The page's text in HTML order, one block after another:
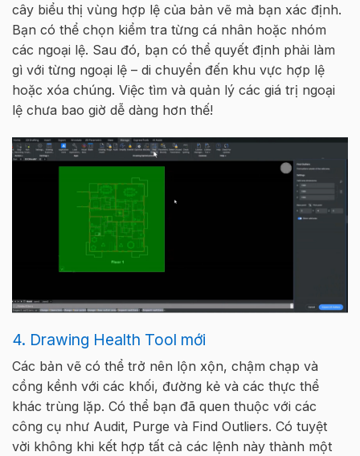
cây biểu thị vùng hợp lệ của bản vẽ mà bạn xác định.
Bạn có thể chọn kiểm tra từng cá nhân hoặc nhóm
các ngoại lệ. Sau đó, bạn có thể quyết định phải làm
gì với từng ngoại lệ – di chuyển đến khu vực hợp lệ
hoặc xóa chúng. Việc tìm và quản lý các giá trị ngoại
lệ chưa bao giờ dễ dàng hơn thế!
4. Drawing Health Tool mới
Các bản vẽ có thể trở nên lộn xộn, chậm chạp và
cồng kềnh với các khối, đường kẻ và các thực thể
khác trùng lặp. Có thể bạn đã quen thuộc với các
công cụ như Audit, Purge và Find Outliers. Có tuyệt
vời không khi kết hợp tất cả các lệnh này thành một